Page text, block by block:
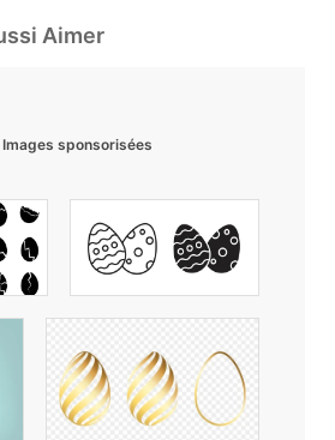
Aimer
Images sponsorisées